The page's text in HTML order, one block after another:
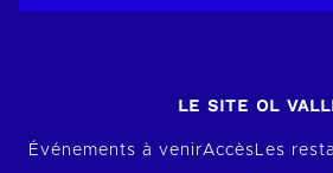
LE SITE OL
Événements à venirAccès Les